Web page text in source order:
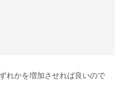
れかを増加させれば良いので